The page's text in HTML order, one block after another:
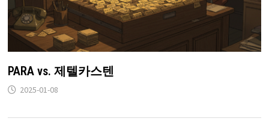
PARA vs. 제텔카스텐
2025-01-08